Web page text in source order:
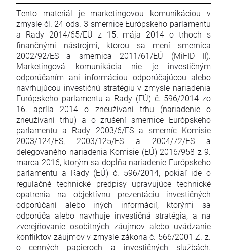
Tento materiál je marketingovou komunikáciou v
zmysle čl. 24 ods. 3 smernice Európskeho parlamentu
a Rady 2014/65/EÚ z 15. mája 2014 o trhoch s
finančnými nástrojmi, ktorou sa mení smernica
2002/92/ES a smernica 2011/61/EÚ (MiFID II).
Marketingová komunikácia nie je investičným
odporúčaním ani informáciou odporúčajúcou alebo
navrhujúcou investičnú stratégiu v zmysle nariadenia
Európskeho parlamentu a Rady (EÚ) č. 596/2014 zo
16. apríla 2014 o zneužívaní trhu (nariadenie o
zneužívaní trhu) a o zrušení smernice Európskeho
parlamentu a Rady 2003/6/ES a smerníc Komisie
2003/124/ES, 2003/125/ES a 2004/72/ES a
delegovaného nariadenia Komisie (EÚ) 2016/958 z 9.
marca 2016, ktorým sa dopĺňa nariadenie Európskeho
parlamentu a Rady (EÚ) č. 596/2014, pokiaľ ide o
regulačné technické predpisy upravujúce technické
opatrenia na objektívnu prezentáciu investičných
odporúčaní alebo iných informácií, ktorými sa
odporúča alebo navrhuje investičná stratégia, a na
zverejňovanie osobitných záujmov alebo uvádzanie
konfliktov záujmov v zmysle zákona č. 566/2001 Z. z.
o cenných papieroch a investičných službách.